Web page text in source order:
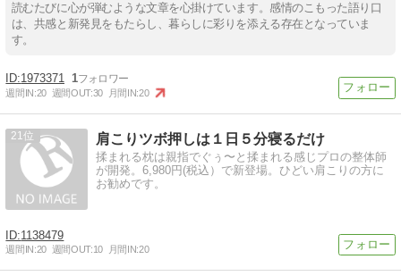
読むたびに心が弾むような文章を心掛けています。感情のこもった語り口
は、共感と新発見をもたらし、暮らしに彩りを添える存在となっていま
す。
1973371 1
週間IN:20 週間OUT:30 月間IN:20
21 肩こりツボ押しは１日５分寝るだけ
揉まれる枕は親指でぐぅ〜と揉まれる感じプロの整体師
が開発。6,980円(税込）で新登場。ひどい肩こりの方に
お勧めです。
1138479
週間IN:20 週間OUT:10 月間IN:20